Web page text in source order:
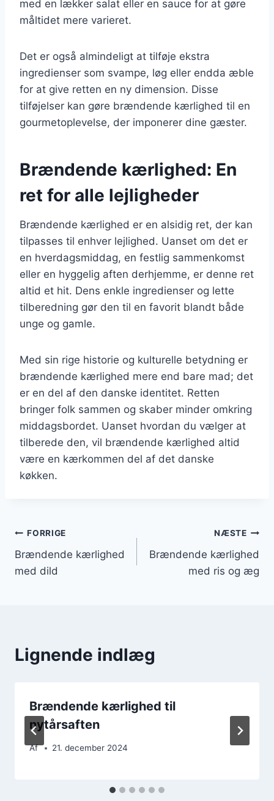
med en lækker salat eller en sauce for at gøre
måltidet mere varieret.
Det er også almindeligt at tilføje ekstra
ingredienser som svampe, løg eller endda æble
for at give retten en ny dimension. Disse
tilføjelser kan gøre brændende kærlighed til en
gourmetoplevelse, der imponerer dine gæster.
Brændende kærlighed: En
ret for alle lejligheder
Brændende kærlighed er en alsidig ret, der kan
tilpasses til enhver lejlighed. Uanset om det er
en hverdagsmiddag, en festlig sammenkomst
eller en hyggelig aften derhjemme, er denne ret
altid et hit. Dens enkle ingredienser og lette
tilberedning gør den til en favorit blandt både
unge og gamle.
Med sin rige historie og kulturelle betydning er
brændende kærlighed mere end bare mad; det
er en del af den danske identitet. Retten
bringer folk sammen og skaber minder omkring
middagsbordet. Uanset hvordan du vælger at
tilberede den, vil brændende kærlighed altid
være en kærkommen del af det danske
køkken.
Indlægsnavigation
FORRIGE
Brændende kærlighed
med dild
NÆSTE
Brændende kærlighed
med ris og æg
Lignende indlæg
Brændende kærlighed til
nytårsaften
Af 21. december 2024